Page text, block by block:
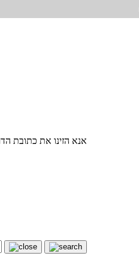
אנא הזינו את כתובת